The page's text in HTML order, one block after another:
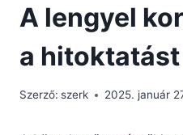
A lengyel
a
Szerző: szerk 2025. január